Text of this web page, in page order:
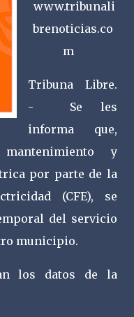
www.tribunali
brenoticias.co
m
Tribuna Libre.
- Se les
informa que,
y
por parte de la
(CFE), se
del servicio
municipio.
los datos de la